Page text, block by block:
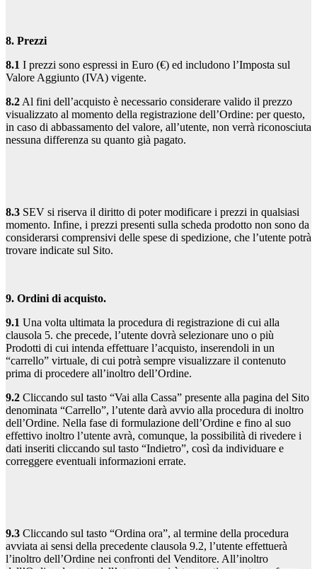
8. Prezzi
8.1 I prezzi sono espressi in Euro (€) ed includono l’Imposta sul
Valore Aggiunto (IVA) vigente.
8.2Al fini dell’acquisto è necessario considerare valido il prezzo
visualizzato al momento della registrazione dell’Ordine: per questo,
in caso di abbassamento del valore, all’utente, non verrà riconosciuta
nessuna differenza su quanto già pagato.
8.3 SEV si riserva il diritto di poter modificare i prezzi in qualsiasi
momento. Infine, i prezzi presenti sulla scheda prodotto non sono da
considerarsi comprensivi delle spese di spedizione, che l’utente potrà
trovare indicate sul Sito.
9. Ordini di acquisto.
9.1 Una volta ultimata la procedura di registrazione di cui alla
clausola 5. che precede, l’utente dovrà selezionare uno o più
Prodotti di cui intenda effettuare l’acquisto, inserendoli in un
“carrello” virtuale, di cui potrà sempre visualizzare il contenuto
prima di procedere all’inoltro dell’Ordine.
9.2 Cliccando sul tasto “Vai alla Cassa” presente alla pagina del Sito
denominata “Carrello”, l’utente darà avvio alla procedura di inoltro
dell’Ordine. Nella fase di formulazione dell’Ordine e fino al suo
effettivo inoltro l’utente avrà, comunque, la possibilità di rivedere i
dati inseriti cliccando sul tasto “Indietro”, così da individuare e
correggere eventuali informazioni errate.
9.3 Cliccando sul tasto “Ordina ora”, al termine della procedura
avviata ai sensi della precedente clausola 9.2, l’utente effettuerà
l’inoltro dell’Ordine nei confronti del Venditore. All’inoltro